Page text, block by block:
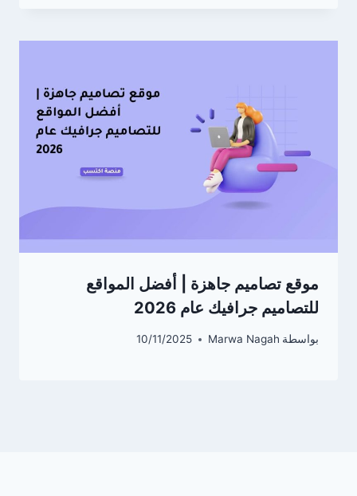
موقع تصاميم جاهزة | أفضل المواقع
للتصاميم جرافيك عام 2026
بواسطة Marwa Nagah
10/11/2025